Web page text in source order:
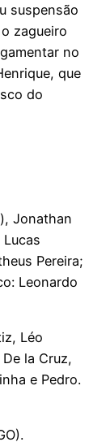
suspensão
zagueiro
no
que
do
Jonathan
Pereira;
Leonardo
Léo
la Cruz,
e Pedro.